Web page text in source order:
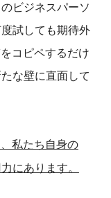
ビジネスパーソ
試しても期待外
コピペするだけ
な壁に直面して
私たち自身の
にあります。